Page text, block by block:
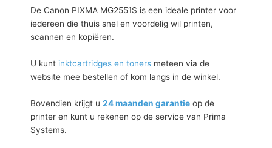
De Canon PIXMA MG2551S is een ideale printer voor
iedereen die thuis snel en voordelig wil printen,
scannen en kopiëren.
U kunt inktcartridges en toners meteen via de
website mee bestellen of kom langs in de winkel.
Bovendien krijgt u 24 maanden garantie op de
printer en kunt u rekenen op de service van Prima
Systems.